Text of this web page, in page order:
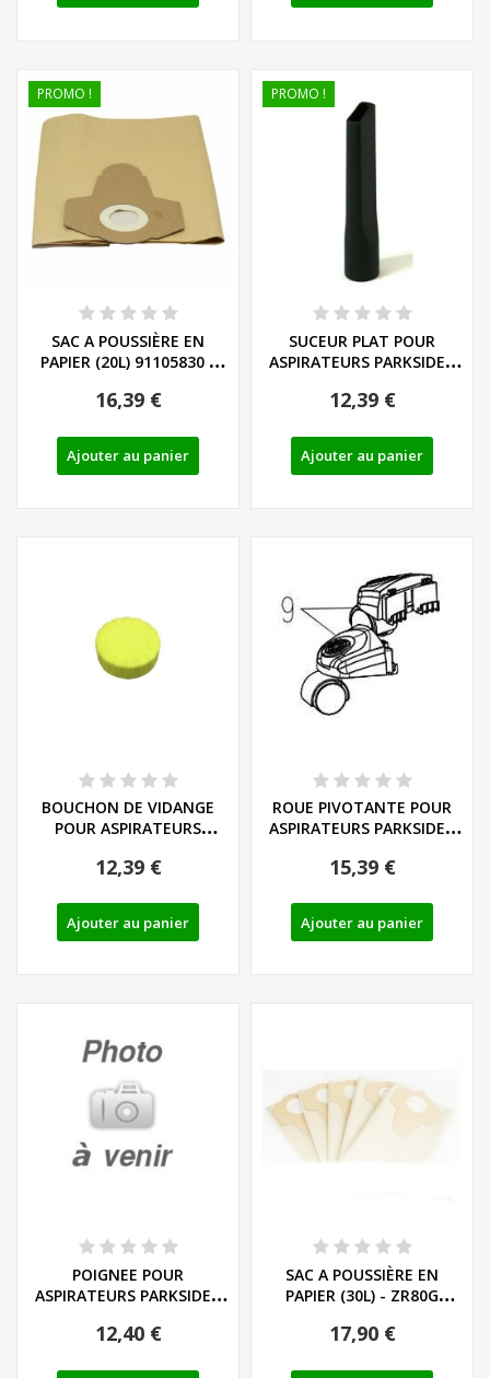
PROMO !
SAC A POUSSIÈRE EN
PAPIER (20L) 91105830 -
16,39 €
Ajouter au panier
PROMO !
SUCEUR PLAT POUR
ASPIRATEURS PARKSIDE -
12,39 €
Ajouter au panier
BOUCHON DE VIDANGE
POUR ASPIRATEURS
12,39 €
Ajouter au panier
ROUE PIVOTANTE POUR
ASPIRATEURS PARKSIDE -
15,39 €
Ajouter au panier
POIGNEE POUR
ASPIRATEURS PARKSIDE -
12,40 €
SAC A POUSSIÈRE EN
PAPIER (30L) - ZR80G
17,90 €